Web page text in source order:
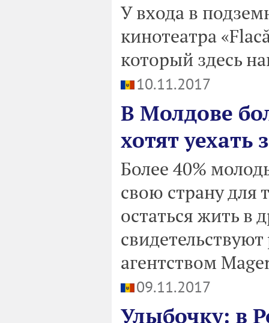
У входа в
кинотеатра
который здесь
10.11.2017
В Молдове
хотят уехать
Более 40%
свою страну для
остаться жить в
агентством
09.11.2017
Улыбочку: в